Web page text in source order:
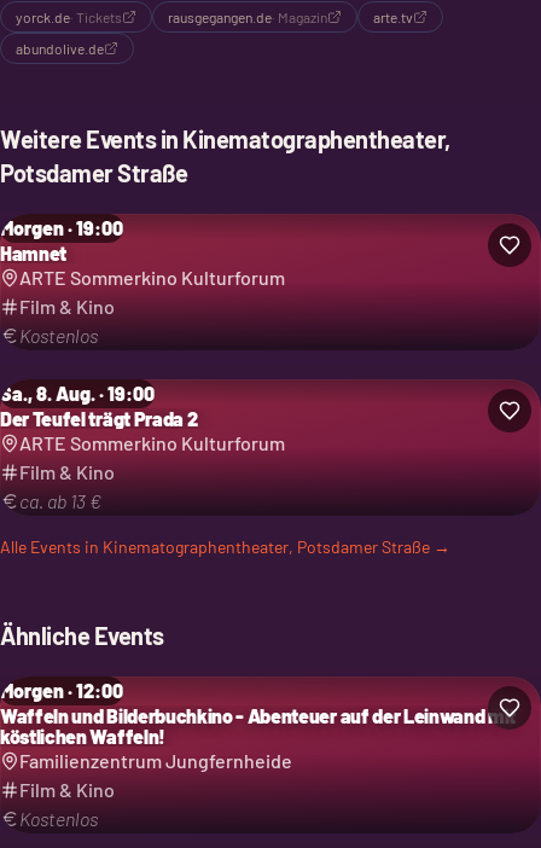
yorck.de· Tickets rausgegangen.de· Magazin
arte.tv
abundolive.de
Weitere Events in Kinematographentheater,
Potsdamer Straße
Morgen · 19:00
Hamnet
ARTE Sommerkino Kulturforum
Film & Kino
Kostenlos
Sa., 8. Aug. · 19:00
Der Teufel trägt Prada 2
ARTE Sommerkino Kulturforum
Film & Kino
ca. ab 13 €
Alle Events in Kinematographentheater, Potsdamer Straße →
Ähnliche Events
Morgen · 12:00
Waffeln und Bilderbuchkino - Abenteuer auf der Leinwand mit
köstlichen Waffeln!
Familienzentrum Jungfernheide
Film & Kino
Kostenlos